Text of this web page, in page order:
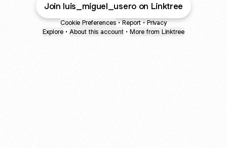
Join luis_miguel_usero on Linktree
Cookie Preferences • Report • Privacy
Explore • About this account • More from Linktree